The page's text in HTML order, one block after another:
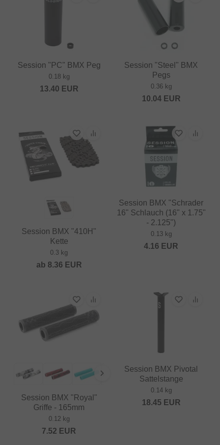
Session "PC" BMX Peg
0.18 kg
13.40 EUR
Session "Steel" BMX
Pegs
0.36 kg
10.04EUR
Session BMX "410H"
Kette
0.3 kg
ab 8.36 EUR
Session BMX "Schrader
16" Schlauch (16" x 1.75"
- 2.125")
0.13 kg
4.16 EUR
Session BMX "Royal"
Griffe - 165mm
0.12 kg
7.52 EUR
Session BMX Pivotal
Sattelstange
0.14 kg
18.45 EUR